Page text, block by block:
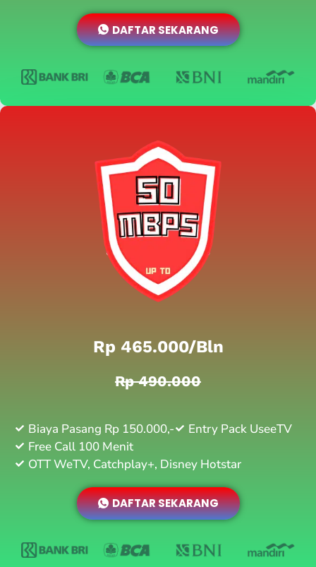
DAFTAR SEKARANG
Rp 465.000/bln
Rp 490.000
Biaya Pasang Rp 150.000,-
Entry Pack UseeTV
Free Call 100 Menit
OTT WeTV, Catchplay+, Disney Hotstar
DAFTAR SEKARANG